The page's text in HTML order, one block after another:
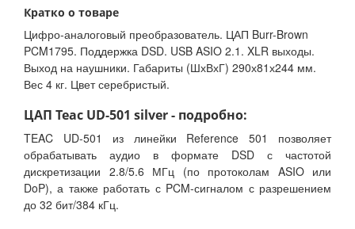
Кратко о товаре
Цифро-аналоговый преобразователь. ЦАП Burr-Brown
PCM1795. Поддержка DSD. USB ASIO 2.1. XLR выходы.
Выход на наушники. Габариты (ШхВхГ) 290х81х244 мм.
Вес 4 кг. Цвет серебристый.
ЦАП Teac UD-501 silver - подробно:
TEAC UD-501 из линейки Reference 501 позволяет
обрабатывать аудио в формате DSD с частотой
дискретизации 2.8/5.6 МГц (по протоколам ASIO или
DoP), а также работать с PCM-сигналом с разрешением
до 32 бит/384 кГц.